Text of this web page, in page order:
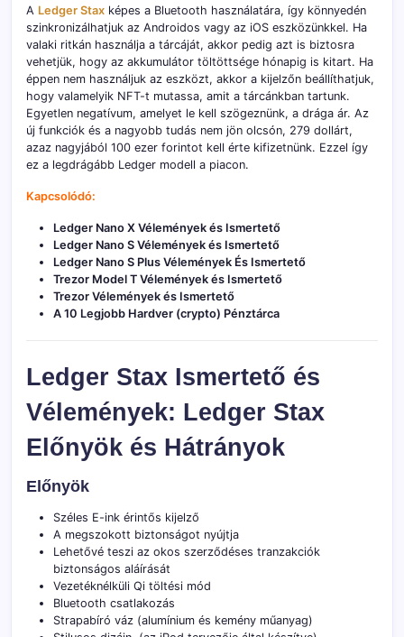
A Ledger Stax képes a Bluetooth használatára, így könnyedén
szinkronizálhatjuk az Androidos vagy az iOS eszközünkkel. Ha
valaki ritkán használja a tárcáját, akkor pedig azt is biztosra
vehetjük, hogy az akkumulátor töltöttsége hónapig is kitart. Ha
éppen nem használjuk az eszközt, akkor a kijelzőn beállíthatjuk,
hogy valamelyik NFT-t mutassa, amit a tárcánkban tartunk.
Egyetlen negatívum, amelyet le kell szögeznünk, a drága ár. Az
új funkciók és a nagyobb tudás nem jön olcsón, 279 dollárt,
azaz nagyjából 100 ezer forintot kell érte kifizetnünk. Ezzel így
ez a legdrágább Ledger modell a piacon.
Kapcsolódó:
Ledger Nano X Vélemények és Ismertető
Ledger Nano S Vélemények és Ismertető
Ledger Nano S Plus Vélemények És Ismertető
Trezor Model T Vélemények és Ismertető
Trezor Vélemények és Ismertető
A 10 Legjobb Hardver (crypto) Pénztárca
Ledger Stax Ismertető és
Vélemények: Ledger Stax
Előnyök és Hátrányok
Előnyök
Széles E-ink érintős kijelző
A megszokott biztonságot nyújtja
Lehetővé teszi az okos szerződéses tranzakciók
biztonságos aláírását
Vezetéknélküli Qi töltési mód
Bluetooth csatlakozás
Strapabíró váz (alumínium és kemény műanyag)